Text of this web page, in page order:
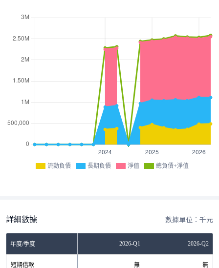
流動負債 長期負債 淨值 總負債+淨值
詳細數據 數據單位：千元
年度/季度 2026-Q1 2026-Q2
短期借款 無 無